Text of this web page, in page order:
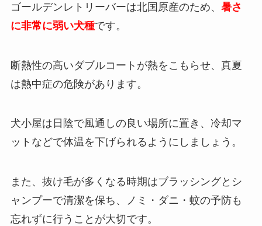
ゴールデンレトリーバーは北国原産のため、 暑さ
に非常に弱い犬種です。
断熱性の高いダブルコートが熱をこもらせ、真夏
は熱中症の危険があります。
犬小屋は日陰で風通しの良い場所に置き、冷却マ
ットなどで体温を下げられるようにしましょう。
また、抜け毛が多くなる時期はブラッシングとシ
ャンプーで清潔を保ち、ノミ・ダニ・蚊の予防も
忘れずに行うことが大切です。